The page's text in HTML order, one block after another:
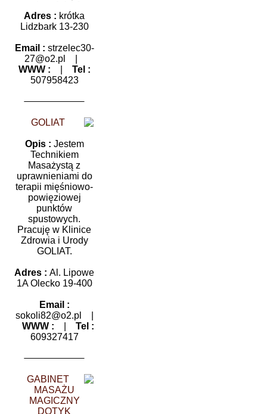
Adres : krótka
Lidzbark 13-230
Email : strzelec30-
27@o2.pl
WWW :
Tel :
507958423
GOLIAT
Opis : Jestem
Technikiem
Masażystą z
uprawnieniami do
terapii mięśniowo-
powięziowej
punktów
spustowych.
Pracuję w Klinice
Zdrowia i Urody
GOLIAT.
Adres : Al. Lipowe
1A Olecko 19-400
Email :
sokoli82@o2.pl
WWW :
Tel :
609327417
GABINET
MASAŻU
MAGICZNY
DOTYK